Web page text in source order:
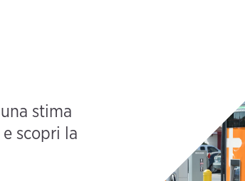
stima
scopri la